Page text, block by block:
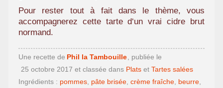
Pour rester tout à fait dans le thème, vous
accompagnerez cette tarte d‘un vrai cidre brut
normand.
Une recette de Phil la Tambouille , publiée le
25 octobre 2017 et classée dans Plats et Tartes salées
Ingrédients : pommes pâte brisée crème fraîche beurre